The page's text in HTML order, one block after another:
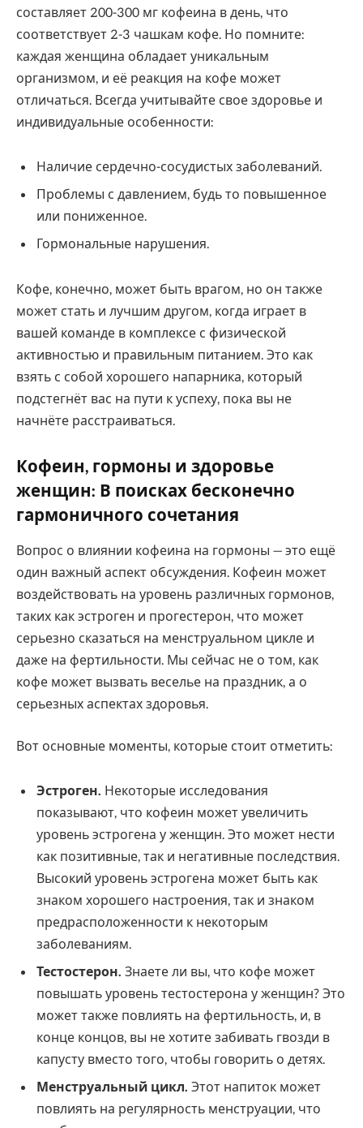
составляет 200-300 мг кофеина в день, что
соответствует 2-3 чашкам кофе. Но помните:
каждая женщина обладает уникальным
организмом, и её реакция на кофе может
отличаться. Всегда учитывайте свое здоровье и
индивидуальные особенности:
Наличие сердечно-сосудистых заболеваний.
Проблемы с давлением, будь то повышенное
или пониженное.
Гормональные нарушения.
Кофе, конечно, может быть врагом, но он также
может стать и лучшим другом, когда играет в
вашей команде в комплексе с физической
активностью и правильным питанием. Это как
взять с собой хорошего напарника, который
подстегнёт вас на пути к успеху, пока вы не
начнёте расстраиваться.
Кофеин, гормоны и здоровье
женщин: В поисках бесконечно
гармоничного сочетания
Вопрос о влиянии кофеина на гормоны — это ещё
один важный аспект обсуждения. Кофеин может
воздействовать на уровень различных гормонов,
таких как эстроген и прогестерон, что может
серьезно сказаться на менструальном цикле и
даже на фертильности. Мы сейчас не о том, как
кофе может вызвать веселье на праздник, а о
серьезных аспектах здоровья.
Вот основные моменты, которые стоит отметить:
Эстроген. Некоторые исследования
показывают, что кофеин может увеличить
уровень эстрогена у женщин. Это может нести
как позитивные, так и негативные последствия.
Высокий уровень эстрогена может быть как
знаком хорошего настроения, так и знаком
предрасположенности к некоторым
заболеваниям.
Тестостерон. Знаете ли вы, что кофе может
повышать уровень тестостерона у женщин? Это
может также повлиять на фертильность, и, в
конце концов, вы не хотите забивать гвозди в
капусту вместо того, чтобы говорить о детях.
Менструальный цикл. Этот напиток может
повлиять на регулярность менструации, что